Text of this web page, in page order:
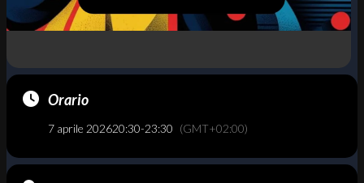
Orario
7 aprile 202620:30-23:30 (GMT+02:00)